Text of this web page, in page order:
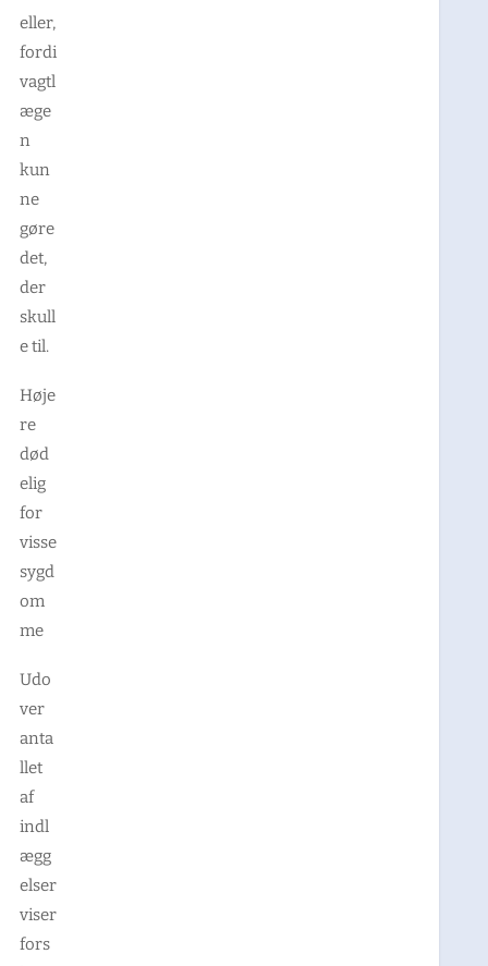
eller,
fordi
vagtl
æge
n
kun
ne
gøre
det,
der
skull
e til.
Høje
re
død
elig
for
visse
sygd
om
me
Udo
ver
anta
llet
af
indl
ægg
elser
viser
fors